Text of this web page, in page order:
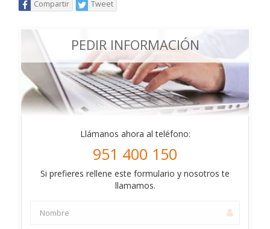
Compartir Tweet
PEDIR INFORMACIÓN
Llámanos ahora al teléfono:
951 400 150
Si prefieres rellene este formulario y nosotros te
llamamos.